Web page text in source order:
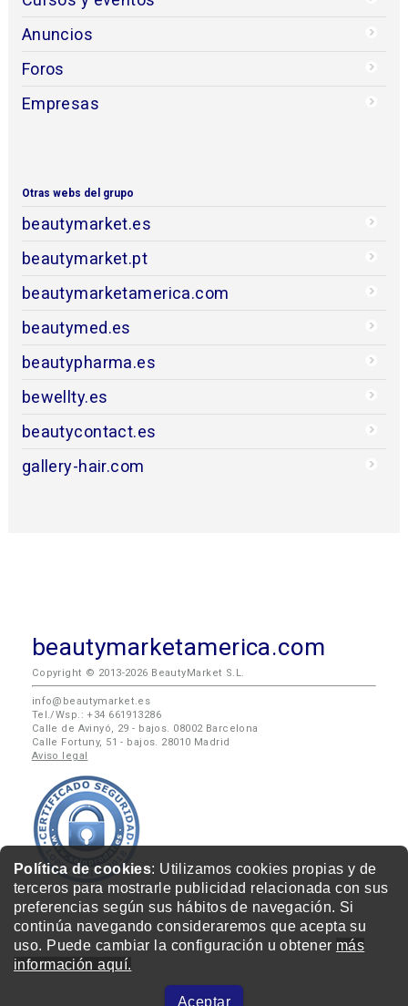
Política de cookies: Utilizamos cookies propias y de
terceros para mostrarle publicidad relacionada con sus
preferencias según sus hábitos de navegación. Si
continúa navegando consideraremos que acepta su
uso. Puede cambiar la configuración u obtener más
información aquí.
Aceptar
Anuncios
Foros
Empresas
Otras webs del grupo
beautymarket.es
beautymarket.pt
beautymarketamerica.com
beautymed.es
beautypharma.es
bewellty.es
beautycontact.es
gallery-hair.com
beautymarketamerica.com
Copyright © 2013-2026 BeautyMarket S.L.
info@beautymarket.es
Tel./Wsp.: +34 661913286
Calle de Avinyó, 29 - bajos. 08002 Barcelona
Calle Fortuny, 51 - bajos. 28010 Madrid
Aviso legal